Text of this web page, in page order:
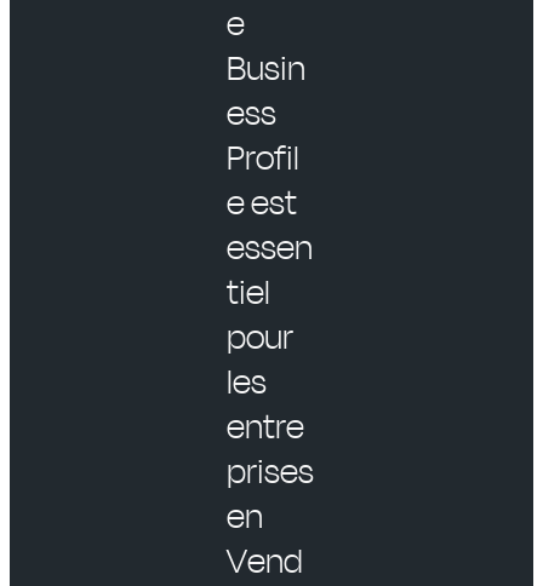
e
Busin
ess
Profil
e est
essen
tiel
pour
les
entre
prises
en
Vend